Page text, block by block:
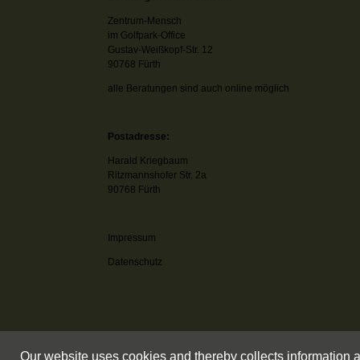
Zentrum-Mensch
im Golfpark-Office
Gustav-Weißkopf-Str. 12
90768 Fürth
alle Beratungen sind auch online möglich
Postadresse:
Harald Kriegbaum
Ritzmannshofer Str. 2a
90768 Fürth
Impressum
Datenschutz
Our website uses cookies and thereby collects